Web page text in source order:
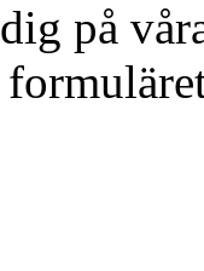
på